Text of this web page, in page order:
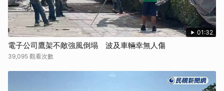
01:32
電子公司鷹架不敵強風倒塌 波及車輛幸無人傷
39,095 觀看次數